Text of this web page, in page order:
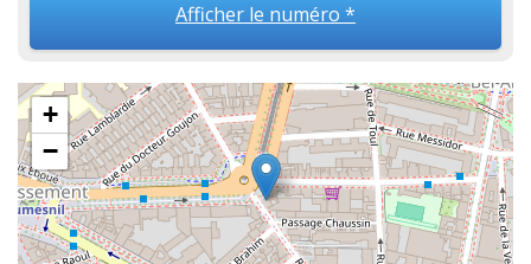
Afficher le numéro *
+
−